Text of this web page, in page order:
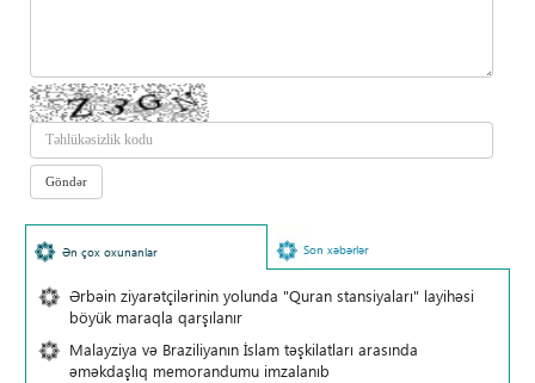
Ən çox oxunanlar Son xəbərlər
Ərbəin ziyarətçilərinin yolunda "Quran stansiyaları" layihəsi
böyük maraqla qarşılanır
Malayziya və Braziliyanın İslam təşkilatları arasında
əməkdaşlıq memorandumu imzalanıb